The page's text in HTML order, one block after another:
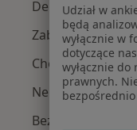
Depresja w
Zaburzenia
Choroba
Nerwica w
Bezsenność w
Udział w
będą
wyłącznie w
dotyczące
wyłącznie
prawnych.